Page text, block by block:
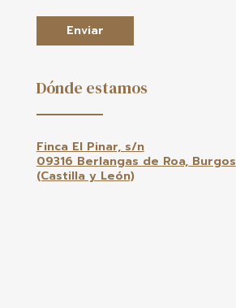
Enviar
Dónde estamos
Finca El Pinar, s/n
09316 Berlangas de Roa, Burgos
(Castilla y León)